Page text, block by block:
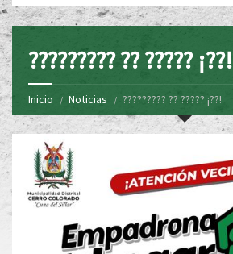
????????? ?? ????? ¡??!
Inicio Noticias ????????? ?? ????? ¡??!